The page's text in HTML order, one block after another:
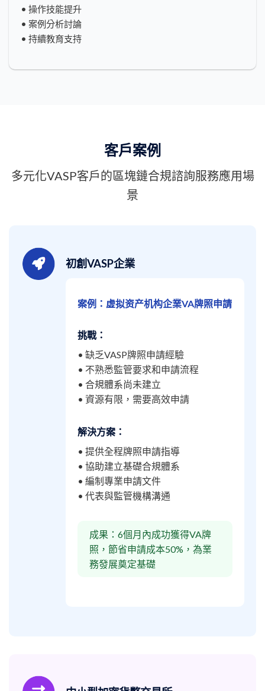
• 操作技能提升
• 案例分析討論
• 持續教育支持
客戶案例
多元化VASP客戶的區塊鏈合規諮詢服務應用場
景
初創VASP企業
案例：虚拟资产机构企業VA牌照申請
挑戰：
• 缺乏VASP牌照申請經驗
• 不熟悉監管要求和申請流程
• 合規體系尚未建立
• 資源有限，需要高效申請
解決方案：
• 提供全程牌照申請指導
• 協助建立基礎合規體系
• 編制專業申請文件
• 代表與監管機構溝通
成果：6個月內成功獲得VA牌
照，節省申請成本50%，為業
務發展奠定基礎